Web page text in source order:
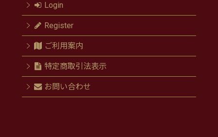
Login
Register
ご利用案内
特定商取引法表示
お問い合わせ